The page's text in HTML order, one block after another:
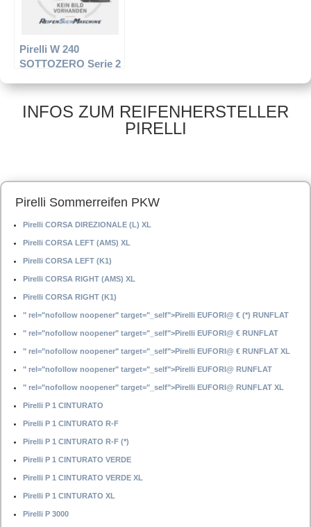
Pirelli W 240
SOTTOZERO Serie 2
275/40 R19 105V –
Winterreifen
INFOS ZUM REIFENHERSTELLER
PIRELLI
Pirelli Sommerreifen PKW
Pirelli CORSA DIREZIONALE (L) XL
Pirelli CORSA LEFT (AMS) XL
Pirelli CORSA LEFT (K1)
Pirelli CORSA RIGHT (AMS) XL
Pirelli CORSA RIGHT (K1)
" rel="nofollow noopener" target="_self">Pirelli EUFORI@ € (*) RUNFLAT
" rel="nofollow noopener" target="_self">Pirelli EUFORI@ € RUNFLAT
" rel="nofollow noopener" target="_self">Pirelli EUFORI@ € RUNFLAT XL
" rel="nofollow noopener" target="_self">Pirelli EUFORI@ RUNFLAT
" rel="nofollow noopener" target="_self">Pirelli EUFORI@ RUNFLAT XL
Pirelli P 1 CINTURATO
Pirelli P 1 CINTURATO R-F
Pirelli P 1 CINTURATO R-F (*)
Pirelli P 1 CINTURATO VERDE
Pirelli P 1 CINTURATO VERDE XL
Pirelli P 1 CINTURATO XL
Pirelli P 3000